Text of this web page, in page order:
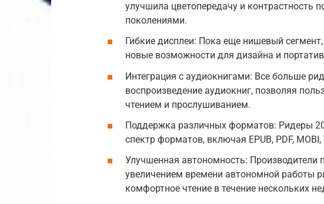
улучшила цветопередачу и контрастность
поколениями.
Гибкие дисплеи: Пока еще нишевый
новые возможности для дизайна и
Интеграция с аудиокнигами: Все больше
воспроизведение аудиокниг, позволяя
чтением и прослушиванием.
Поддержка различных форматов: Ридеры
спектр форматов, включая EPUB, PDF, MOBI,
Улучшенная автономность: Производители
увеличением времени автономной работы
комфортное чтение в течение нескольких